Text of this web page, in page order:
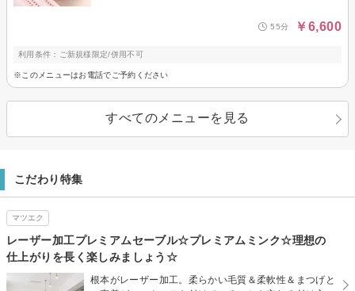
55分 ￥6,600
利用条件：ご新規様限定/併用不可
※このメニューはお電話でご予約ください
すべてのメニューを見る
こだわり特集
マツエク
レーザー加工プレミアムセーブル☆プレミアムミンク☆理想の
仕上がりを長く楽しみましょう☆
根本がレーザー加工。柔らかい毛質＆柔軟性＆まつげと